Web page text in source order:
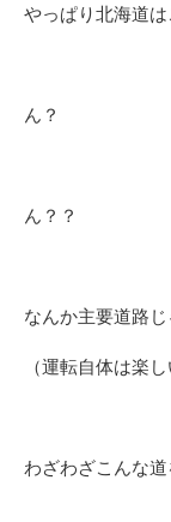
やっぱり北海道は
ん？
ん？？
なんか主要道路じ
（運転自体は楽し
わざわざこんな